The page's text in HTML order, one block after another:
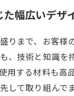
た幅広いデザ
りまで、お客
、技術と知識
用する材料も
して取り組んで